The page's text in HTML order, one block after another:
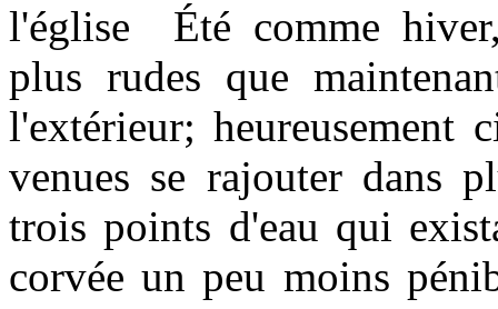
Été comme
plus rudes que
l'extérieur; heureusement
venues se rajouter dans
trois points d'eau qui
corvée un peu moins